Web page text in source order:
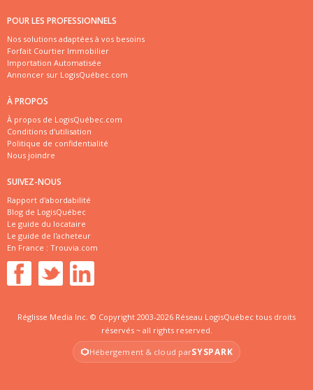
POUR LES PROFESSIONNELS
Nos solutions adaptées à vos besoins
Forfait Courtier Immobilier
Importation Automatisée
Annoncer sur LogisQuébec.com
À PROPOS
À propos de LogisQuébec.com
Conditions d'utilisation
Politique de confidentialité
Nous joindre
SUIVEZ-NOUS
Rapport d'abordabilité
Blog de LogisQuébec
Le guide du locataire
Le guide de l'acheteur
En France : Trouvia.com
Réglisse Media Inc. © Copyright 2003-2026 Réseau LogisQuébec tous droits
réservés ~ all rights reserved.
Hébergement & cloud parSYSPARK